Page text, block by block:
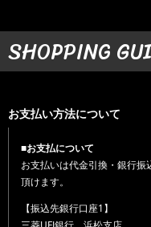
SHOPPING
お支払い方法について
■お支払について
お支払いは代金引換・銀行
頂けます。
【振込先銀行口座1】